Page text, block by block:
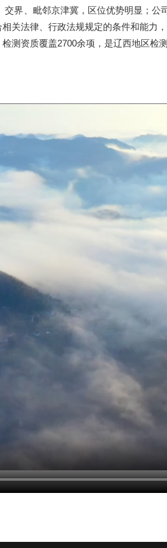
、毗邻京津冀，区位优势明显；公
关法律、行政法规规定的条件和能力
资质覆盖2700余项，是辽西地区检